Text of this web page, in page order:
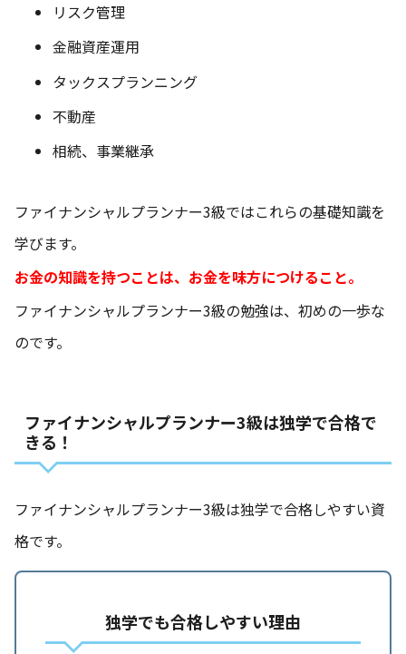
リスク管理
金融資産運用
タックスプランニング
不動産
相続、事業継承
ファイナンシャルプランナー3級ではこれらの基礎知識を
学びます。
お金の知識を持つことは、お金を味方につけること。
ファイナンシャルプランナー3級の勉強は、初めの一歩な
のです。
ファイナンシャルプランナー3級は独学で合格で
きる！
ファイナンシャルプランナー3級は独学で合格しやすい資
格です。
独学でも合格しやすい理由